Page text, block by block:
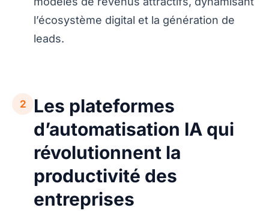
l’écosystème digital et la génération de
leads.
2
Les plateformes
d’automatisation IA qui
révolutionnent la
productivité des
entreprises